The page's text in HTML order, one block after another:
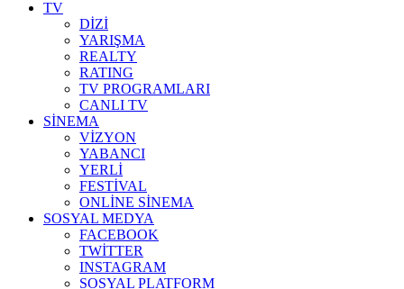
TV
DİZİ
YARIŞMA
REALTY
RATING
TV PROGRAMLARI
CANLI TV
SİNEMA
VİZYON
YABANCI
YERLİ
FESTİVAL
ONLİNE SİNEMA
SOSYAL MEDYA
FACEBOOK
TWİTTER
INSTAGRAM
SOSYAL PLATFORM